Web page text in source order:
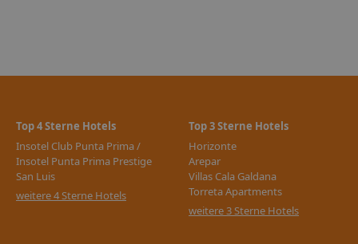
Top 4 Sterne Hotels
Insotel Club Punta Prima /
Insotel Punta Prima Prestige
San Luis
weitere 4 Sterne Hotels
Top 3 Sterne Hotels
Horizonte
Arepar
Villas Cala Galdana
Torreta Apartments
weitere 3 Sterne Hotels